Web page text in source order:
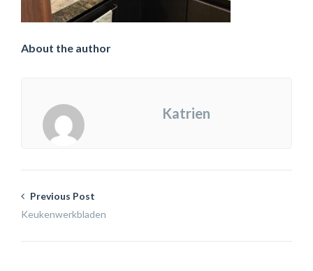
About the author
Katrien
Previous Post
Keukenwerkbladen